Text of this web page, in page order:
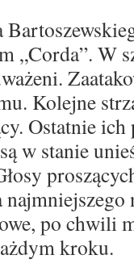
„Corda”.
Kolejne
Ostatnie ich
w stanie
po chwili
kroku.